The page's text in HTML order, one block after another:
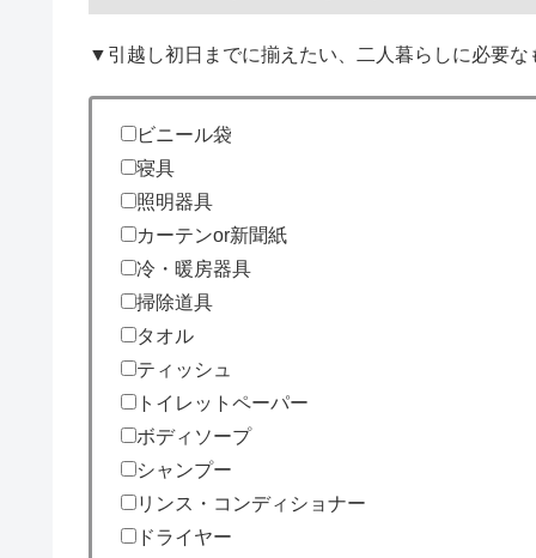
▼引越し初日までに揃えたい、二人暮らしに必要な
ビニール袋
寝具
照明器具
カーテンor新聞紙
冷・暖房器具
掃除道具
タオル
ティッシュ
トイレットペーパー
ボディソープ
シャンプー
リンス・コンディショナー
ドライヤー